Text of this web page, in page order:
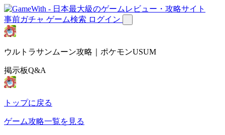
事前ガチャ ゲーム検索 ログイン
ウルトラサンムーン攻略｜ポケモンUSUM
掲示板Q&A
トップに戻る
ゲーム攻略一覧を見る